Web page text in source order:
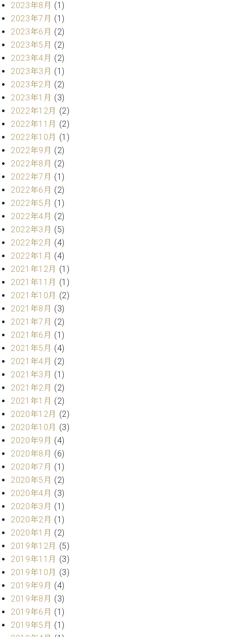
C.
ベ
ヒ
シ
ュ
タ
イ
ン
ジ
デ
ン
ス
ア
ッ
プ
ラ
イ
ト
ピ
ア
C.
ベ
ヒ
シ
ュ
タ
イ
ン
ア
カ
デ
ミ
ー
W.
ホ
フ
マ
ン
プ
ロ
フ
ェ
ッ
シ
ョ
ナ
ル
W.
ホ
フ
ル・
スタ
ジオ
空き
動
画
収
録
サ
ビ
ス
音
楽
教
室
ア
ノ
の
コ
ン
ェ
ル
ジ
ュ
ア
ク
ス
セン
トラ
ム東
京の
ご案
内
(PDF)
お
問
い
合
せ
本
社
：
八
王
子
・
技
術
営
2023年8月 (1)
2023年7月 (1)
2023年6月 (2)
2023年5月 (2)
2023年4月 (2)
2023年3月 (1)
2023年2月 (2)
2023年1月 (3)
2022年12月 (2)
2022年11月 (2)
2022年10月 (1)
2022年9月 (2)
2022年8月 (2)
2022年7月 (1)
2022年6月 (2)
2022年5月 (1)
2022年4月 (2)
2022年3月 (5)
2022年2月 (4)
2022年1月 (4)
2021年12月 (1)
2021年11月 (1)
2021年10月 (2)
2021年8月 (3)
2021年7月 (2)
2021年6月 (1)
2021年5月 (4)
2021年4月 (2)
2021年3月 (1)
2021年2月 (2)
2021年1月 (2)
2020年12月 (2)
2020年10月 (3)
2020年9月 (4)
2020年8月 (6)
2020年7月 (1)
2020年5月 (2)
2020年4月 (3)
2020年3月 (1)
2020年2月 (1)
2020年1月 (2)
2019年12月 (5)
2019年11月 (3)
2019年10月 (3)
2019年9月 (4)
2019年8月 (3)
2019年6月 (1)
2019年5月 (1)